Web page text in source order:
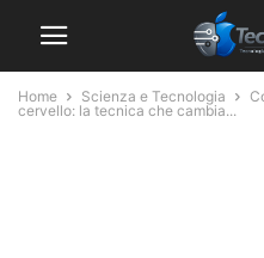
Home Scienza e Tecnologia
cervello: la tecnica che cambia...